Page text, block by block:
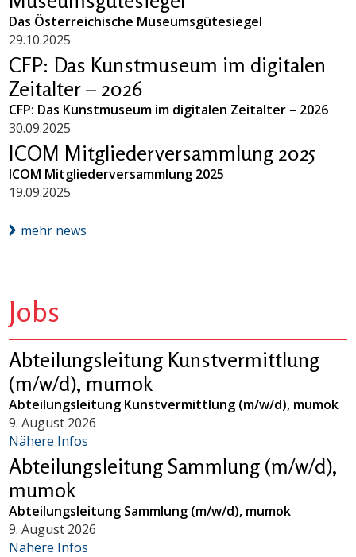
Das Österreichische Museumsgütesiegel
29.10.2025
CFP: Das Kunstmuseum im digitalen
Zeitalter – 2026
CFP: Das Kunstmuseum im digitalen Zeitalter – 2026
30.09.2025
ICOM Mitgliederversammlung 2025
ICOM Mitgliederversammlung 2025
19.09.2025
mehr news
Jobs
Abteilungsleitung Kunstvermittlung
(m/w/d), mumok
Abteilungsleitung Kunstvermittlung (m/w/d), mumok
9. August 2026
Nähere Infos
Abteilungsleitung Sammlung (m/w/d),
mumok
Abteilungsleitung Sammlung (m/w/d), mumok
9. August 2026
Nähere Infos